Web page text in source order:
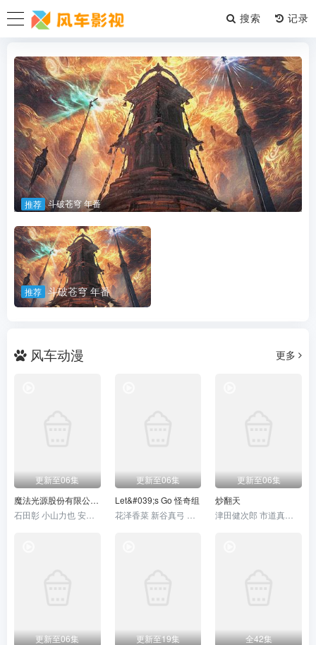
搜索
推荐 斗破苍穹 年番
推荐 斗破苍穹 年番
风车动漫 更多
更新至06集
魔法光源股份有限公司第二季
更新至06集
Let&#039;s Go 怪奇组
更新至06集
炒翻天
更新至06集
更新至19集
全42集